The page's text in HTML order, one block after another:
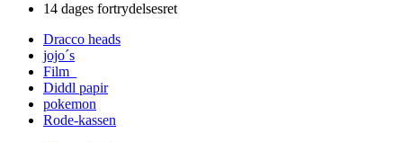
14 dages fortrydelsesret
Dracco heads
jojo´s
Film
Diddl papir
pokemon
Rode-kassen